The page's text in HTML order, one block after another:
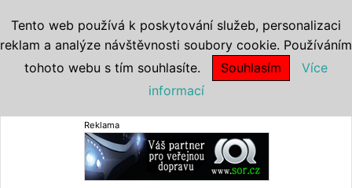
Reklama
Tento web používá k poskytování služeb, personalizaci
reklam a analýze návštěvnosti soubory cookie. Používáním
tohoto webu s tím souhlasíte.
Souhlasím
Více
informací